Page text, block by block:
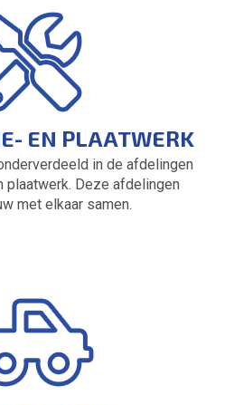
EN PLAATWERK
in de afdelingen
plaatwerk. Deze afdelingen
met elkaar samen.